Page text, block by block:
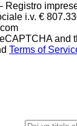
Registro
i.v. €
and
Terms of